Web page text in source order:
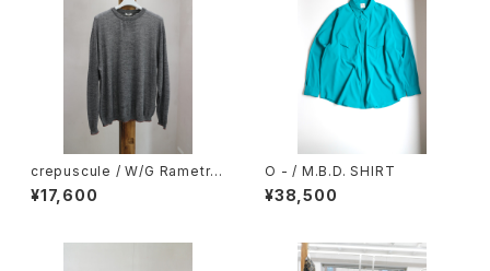
crepuscule / W/G Rametri
mming P/O
¥17,600
O - / M.B.D. SHIRT
¥38,500